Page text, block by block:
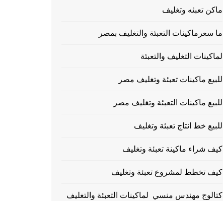
ماكن تعبئه وتغليف
ما سعرماكينات التعبئة والتغليف بمصر
لماكينات التغليف والتعبئة
للبيع ماكينات تعبئة وتغليف مصر
للبيع ماكينات التعبئة وتغليف مصر
للبيع خط انتاج تعبئة وتغليف
كيف شراء ماكينة تعبئة وتغليف
كيف تخطط لمشروع تعبئة وتغليف
كتالوج مهندس منسي لماكينات التعبئة والتغليف